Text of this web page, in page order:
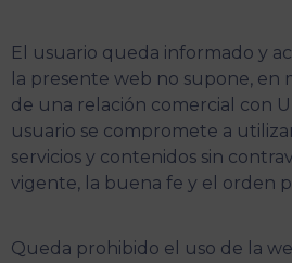
El usuario queda informado y
la presente web no supone, en
de una relación comercial con
usuario se compromete a
servicios y contenidos sin
vigente, la buena fe y el orden
Queda prohibido el uso de la